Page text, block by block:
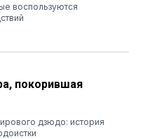
воспользуются
покорившая
дзюдо: история